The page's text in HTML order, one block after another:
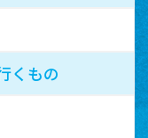
くもの